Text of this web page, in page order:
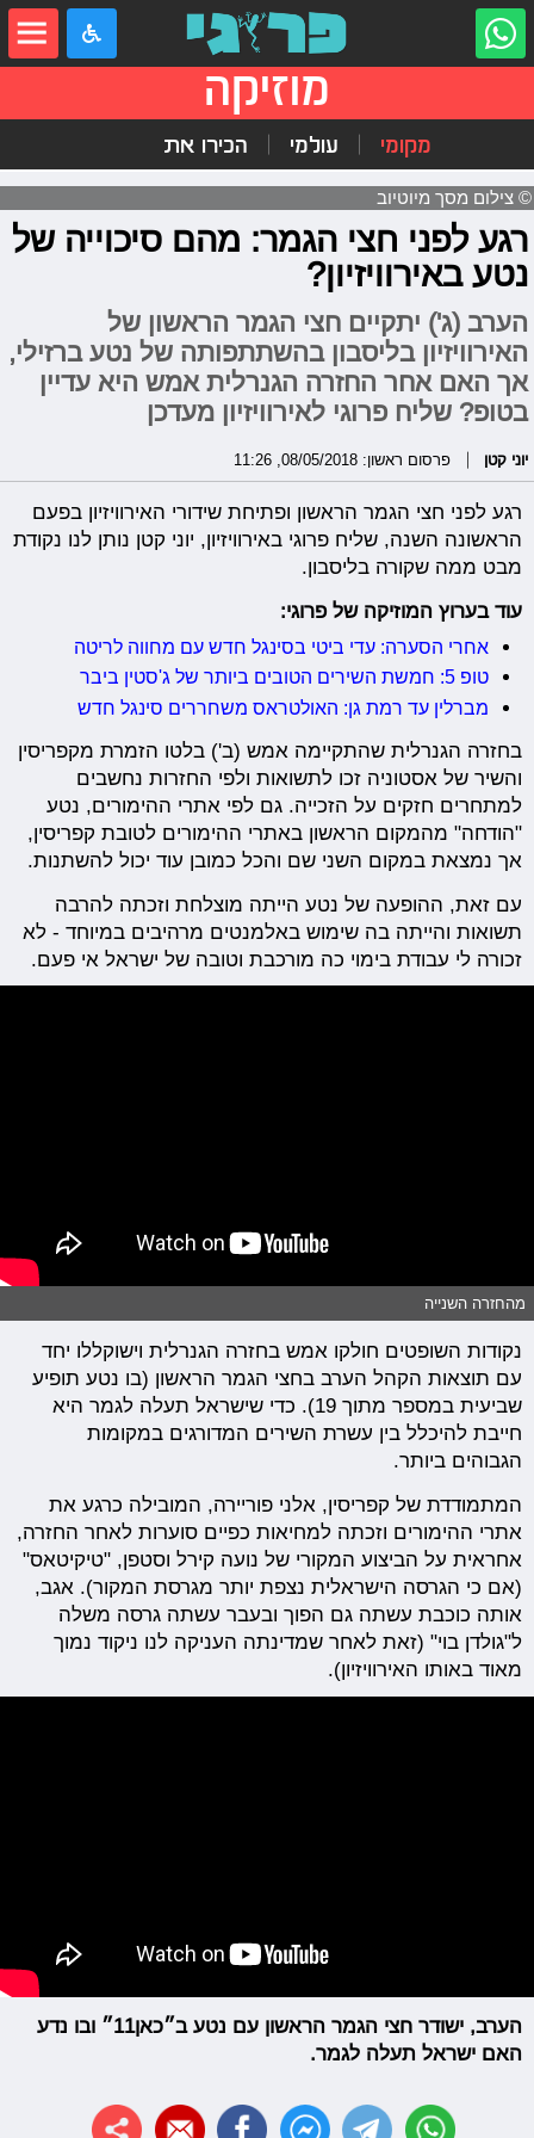
מוזיקה
מקומי עולמי הכירו את
© צילום מסך מיוטיוב
רגע לפני חצי הגמר: מהם סיכוייה של
נטע באירוויזיון?
הערב (ג') יתקיים חצי הגמר הראשון של
האירוויזיון בליסבון בהשתתפותה של נטע ברזילי,
אך האם אחר החזרה הגנרלית אמש היא עדיין
בטופ? שליח פרוגי לאירוויזיון מעדכן
יוני קטן פרסום ראשון: 08/05/2018, 11:26
רגע לפני חצי הגמר הראשון ופתיחת שידורי האירוויזיון בפעם
הראשונה השנה, שליח פרוגי באירוויזיון, יוני קטן נותן לנו נקודת
מבט ממה שקורה בליסבון.
עוד בערוץ המוזיקה של פרוגי:
אחרי הסערה: עדי ביטי בסינגל חדש עם מחווה לריטה
טופ 5: חמשת השירים הטובים ביותר של ג'סטין ביבר
מברלין עד רמת גן: האולטראס משחררים סינגל חדש
בחזרה הגנרלית שהתקיימה אמש (ב') בלטו הזמרת מקפריסין
והשיר של אסטוניה זכו לתשואות ולפי החזרות נחשבים
למתחרים חזקים על הזכייה. גם לפי אתרי ההימורים, נטע
"הודחה" מהמקום הראשון באתרי ההימורים לטובת קפריסין,
אך נמצאת במקום השני שם והכל כמובן עוד יכול להשתנות.
עם זאת, ההופעה של נטע הייתה מוצלחת וזכתה להרבה
תשואות והייתה בה שימוש באלמנטים מרהיבים במיוחד - לא
זכורה לי עבודת בימוי כה מורכבת וטובה של ישראל אי פעם.
מהחזרה השנייה
נקודות השופטים חולקו אמש בחזרה הגנרלית וישוקללו יחד
עם תוצאות הקהל הערב בחצי הגמר הראשון (בו נטע תופיע
שביעית במספר מתוך 19). כדי שישראל תעלה לגמר היא
חייבת להיכלל בין עשרת השירים המדורגים במקומות
הגבוהים ביותר.
המתמודדת של קפריסין, אלני פוריירה, המובילה כרגע את
אתרי ההימורים וזכתה למחיאות כפיים סוערות לאחר החזרה,
אחראית על הביצוע המקורי של נועה קירל וסטפן, "טיקיטאס"
(אם כי הגרסה הישראלית נצפת יותר מגרסת המקור). אגב,
אותה כוכבת עשתה גם הפוך ובעבר עשתה גרסה משלה
ל"גולדן בוי" (זאת לאחר שמדינתה העניקה לנו ניקוד נמוך
מאוד באותו האירוויזיון).
הערב, ישודר חצי הגמר הראשון עם נטע ב״כאן11״ ובו נדע
האם ישראל תעלה לגמר.